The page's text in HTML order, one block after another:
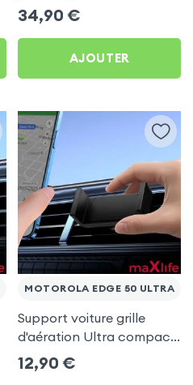
34,90 €
AJOUTER
MOTOROLA EDGE 50 ULTRA
Support voiture grille
d'aération Ultra compact
pour Motorola Edge 50
Ultra
12,90 €